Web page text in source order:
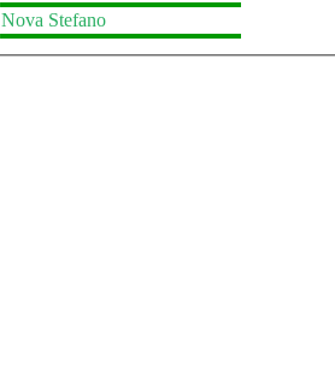
Nova Stefano